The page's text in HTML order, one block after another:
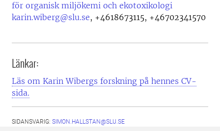
för organisk miljökemi och ekotoxikologi
karin.wiberg@slu.se, +4618673115, +46702341570
Länkar:
Läs om Karin Wibergs forskning på hennes CV-
sida.
SIDANSVARIG: SIMON.HALLSTAN@SLU.SE